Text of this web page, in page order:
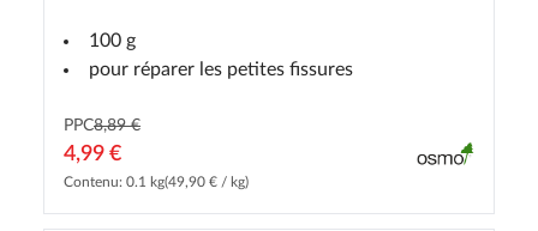
100 g
pour réparer les petites fissures
PPC8,89 €
4,99 €
Contenu: 0.1 kg(49,90 € / kg)